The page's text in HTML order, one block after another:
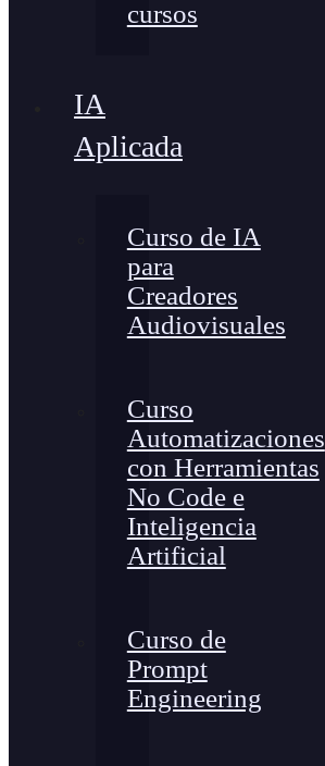
cursos
IA
Aplicada
Curso de IA
para
Creadores
Audiovisuales
Curso
Automatizaciones
con Herramientas
No Code e
Inteligencia
Artificial
Curso de
Prompt
Engineering